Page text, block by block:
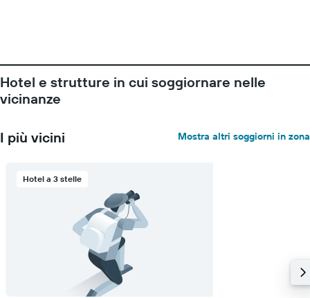
Hotel e strutture in cui soggiornare nelle
vicinanze
I più vicini Mostra altri soggiorni in zona
Hotel a 3 stelle